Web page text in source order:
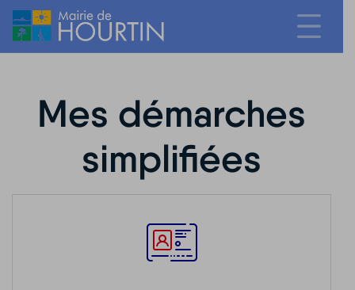
Mes démarches
simplifiées